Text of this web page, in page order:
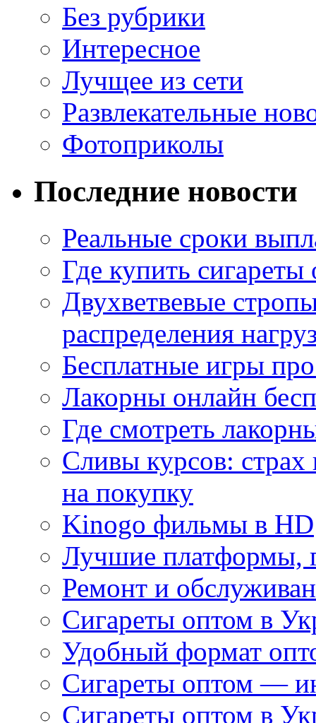
Без рубрики
Интересное
Лучщее из сети
Развлекательные
Фотоприколы
Последние новости
Реальные сроки
Где купить
Двухветвевые
распределения
Бесплатные игры
Лакорны онлайн
Где смотреть
Сливы курсов:
на покупку
Kinogo фильмы в HD
Лучшие платформы,
Ремонт и
Сигареты оптом в
Удобный формат
Сигареты оптом —
Сигареты оптом в